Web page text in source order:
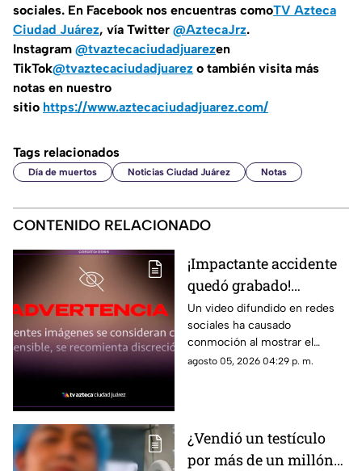
sociales. En Facebook nos encuentras comoTV Azteca
Ciudad Juárez, vía Twitter @AztecaJrz.
Instagram @tvaztecaciudadjuarezen
TikTok@tvaztecaciudadjuarez o también visita más
notas en nuestro
sitio https://www.aztecaciudadjuarez.com/
Tags relacionados
Día de muertos Noticias Ciudad Juárez Notas
CONTENIDO RELACIONADO
¡Impactante accidente
quedó grabado!
Montacargas atropella
a un trabajador en una
zona portuaria y el
video se vuelve viral
Un video difundido en redes
sociales ha causado
conmoción al mostrar el
momento en que un trabajador
agosto 05, 2026 04:29 p. m.
¿Vendió un testículo
por más de un millón